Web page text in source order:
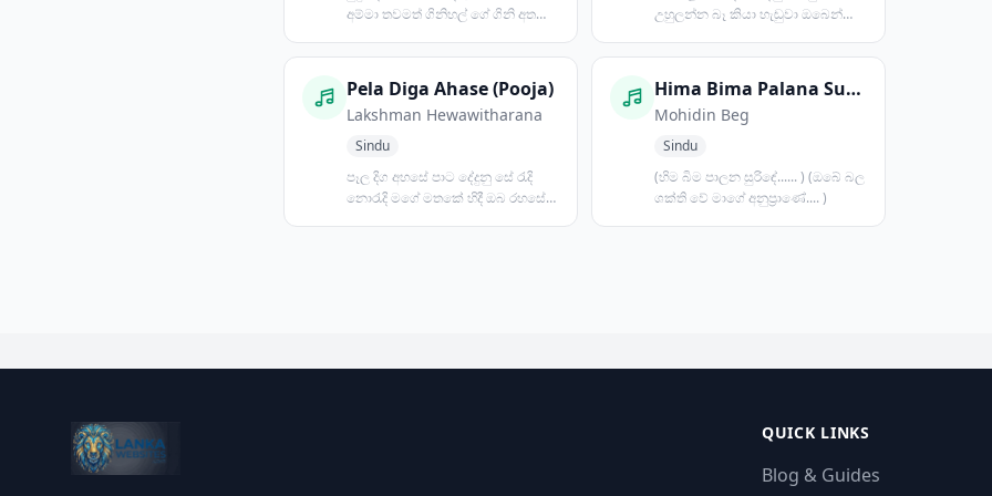
අම්මා තවමත් ගිනිහල් ගේ ගිනි අතරේ
උහුලන්න බෑ කියා හැඬුවා ඔබෙන්
Pela Diga Ahase (Pooja)
Lakshman Hewawitharana
Sindu
පෑල දිග අහසේ පාට දේදුනු සේ රැදි
නොරැදි මගේ මතකේ හිදී ඔබ රහසේ
Hima Bima Palana Surinde
Mohidin Beg
Sindu
(හිම බිම පාලන සුරිඳේ...... ) (ඔබේ බල
ශක්ති වේ මාගේ අනුප්‍රාණේ.... )
QUICK LINKS
Blog & Guides